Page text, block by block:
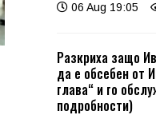
06 Aug 19:05
Разкриха защо
да е обсебен от
глава“ и го
подробности)